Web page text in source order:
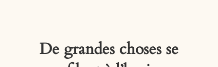
De grandes choses se